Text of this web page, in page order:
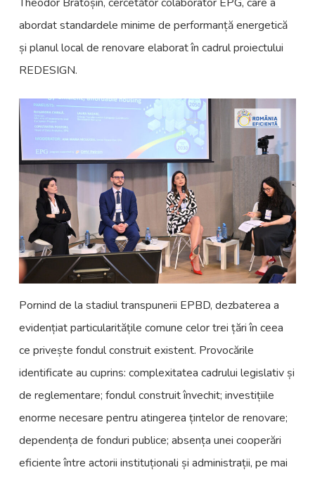
abordat standardele minime de performanță energetică
și planul local de renovare elaborat în cadrul proiectului
REDESIGN.
Pornind de la stadiul transpunerii EPBD, dezbaterea a
evidențiat particularitățile comune celor trei țări în ceea
ce privește fondul construit existent. Provocările
identificate au cuprins: complexitatea cadrului legislativ și
de reglementare; fondul construit învechit; investițiile
enorme necesare pentru atingerea țintelor de renovare;
dependența de fonduri publice; absența unei cooperări
eficiente între actorii instituționali și administrații, pe mai